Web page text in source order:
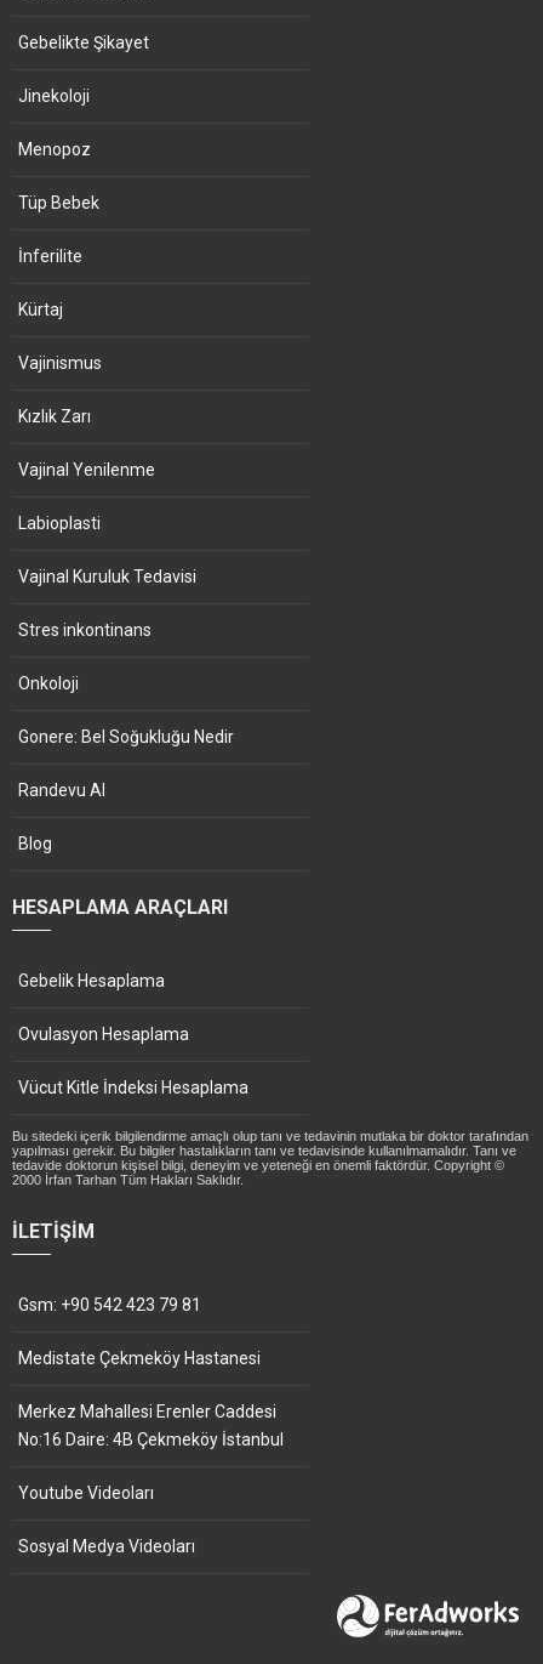
Gebelikte Şikayet
Jinekoloji
Menopoz
Tüp Bebek
İnferilite
Kürtaj
Vajinismus
Kızlık Zarı
Vajinal Yenilenme
Labioplasti
Vajinal Kuruluk Tedavisi
Stres inkontinans
Onkoloji
Gonere: Bel Soğukluğu Nedir
Randevu Al
Blog
HESAPLAMA ARAÇLARI
Gebelik Hesaplama
Ovulasyon Hesaplama
Vücut Kitle İndeksi Hesaplama
Bu sitedeki içerik bilgilendirme amaçlı olup tanı ve tedavinin mutlaka bir doktor tarafından
yapılması gerekir. Bu bilgiler hastalıkların tanı ve tedavisinde kullanılmamalıdır. Tanı ve
tedavide doktorun kişisel bilgi, deneyim ve yeteneği en önemli faktördür. Copyright ©
2000 İrfan Tarhan Tüm Hakları Saklıdır.
İLETIŞIM
Gsm: +90 542 423 79 81
Medistate Çekmeköy Hastanesi
Merkez Mahallesi Erenler Caddesi
No:16 Daire: 4B Çekmeköy İstanbul
Youtube Videoları
Sosyal Medya Videoları